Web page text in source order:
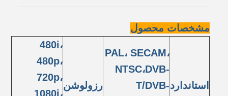
مشخصات محصول
استاندارد
PAL، SECAM،
NTSC،DVB-
T/DVB-
رزولوشن
480i،
480p،
720p،
1080i،